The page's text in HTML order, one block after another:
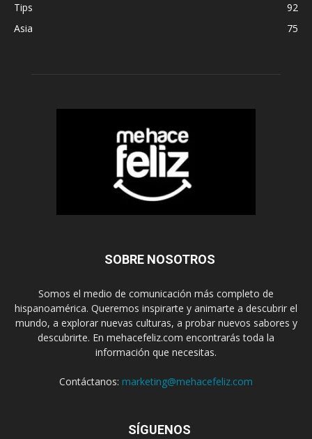
Tips
92
Asia
75
SOBRE NOSOTROS
Somos el medio de comunicación más completo de
hispanoamérica. Queremos inspirarte y animarte a descubrir el
mundo, a explorar nuevas culturas, a probar nuevos sabores y
descubrirte. En mehacefeliz.com encontrarás toda la
información que necesitas.
Contáctanos: marketing@mehacefeliz.com
SÍGUENOS